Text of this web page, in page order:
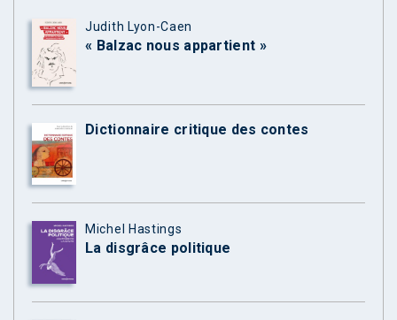
Judith Lyon-Caen
« Balzac nous appartient »
Dictionnaire critique des contes
Michel Hastings
La disgrâce politique